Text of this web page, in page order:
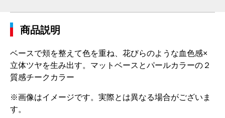
商品説明
ベースで頬を整えて色を重ね、花びらのような血色感×
立体ツヤを生み出す。マットベースとパールカラーの２
質感チークカラー
※画像はイメージです。実際とは異なる場合がございま
す。